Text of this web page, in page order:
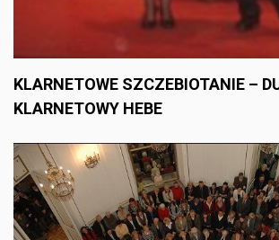
KLARNETOWE SZCZEBIOTANIE –
KLARNETOWY HEBE